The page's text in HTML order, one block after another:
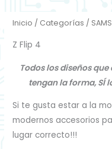
Inicio / Categorías /
Z Flip 4
Todos los diseños
tengan la forma, SÍ
Si te gusta estar a la
modernos accesorios
lugar correcto!!!